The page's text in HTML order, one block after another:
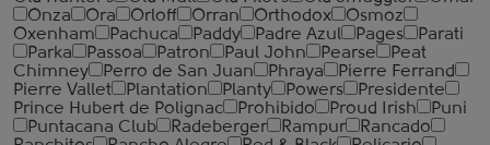
Onza
Ora Orloff Orran Orthodox
Osmoz
Oxenham
Pachuca Paddy Padre Azul Pages
Parati
Parka
Passoa Patron Paul John Pearse
Peat
Chimney
Perro de San Juan Phraya
Pierre Ferrand
Pierre Vallet
Plantation Planty Powers
Presidente
Prince Hubert de Polignac
Prohibido Proud Irish
Puni
Puntacana Club
Radeberger Rampur
Rancado